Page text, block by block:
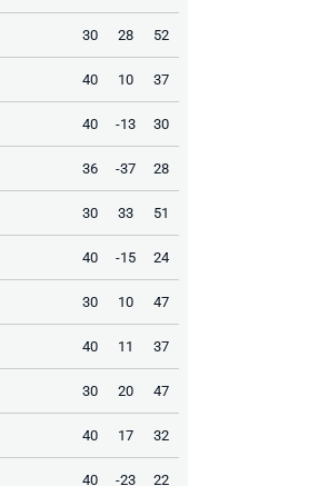
30 28 52
40 10 37
40 -13 30
36 -37 28
30 33 51
40 -15 24
30 10 47
40 11 37
30 20 47
40 17 32
40 -23 22